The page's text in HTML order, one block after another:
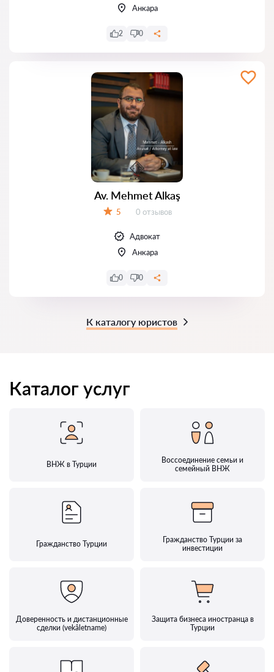
Анкара
2 0
Av. Mehmet Alkaş
5 Отзывов:
0 отзывов
Адвокат
Анкара
0 0
К каталогу юристов
Каталог услуг
ВНЖ в Турции
Воссоединение семьи и
семейный ВНЖ
Гражданство Турции
Гражданство Турции за
инвестиции
Доверенность и дистанционные
сделки (vekâletname)
Защита бизнеса иностранца в
Турции